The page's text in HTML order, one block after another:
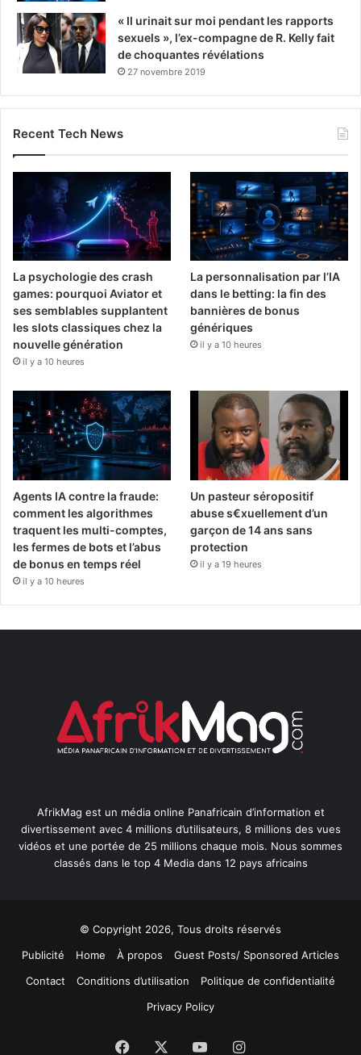
« Il urinait sur moi pendant les rapports
sexuels », l’ex-compagne de R. Kelly fait
de choquantes révélations
27 novembre 2019
Recent Tech News
La psychologie des crash
games: pourquoi Aviator et
ses semblables supplantent
les slots classiques chez la
nouvelle génération
il y a 10 heures
La personnalisation par l’IA
dans le betting: la fin des
bannières de bonus
génériques
il y a 10 heures
Agents IA contre la fraude:
comment les algorithmes
traquent les multi-comptes,
les fermes de bots et l’abus
de bonus en temps réel
il y a 10 heures
Un pasteur séropositif
abuse s€xuellement d’un
garçon de 14 ans sans
protection
il y a 19 heures
AfrikMag est un média online Panafricain d’information et
divertissement avec 4 millions d’utilisateurs, 8 millions des vues
vidéos et une portée de 25 millions chaque mois. Nous sommes
classés dans le top 4 Media dans 12 pays africains
© Copyright 2026, Tous droits réservés
Publicité
Home À propos
Guest Posts/ Sponsored Articles
Contact
Conditions d’utilisation
Politique de confidentialité
Privacy Policy
Facebook YouTubeInstagram